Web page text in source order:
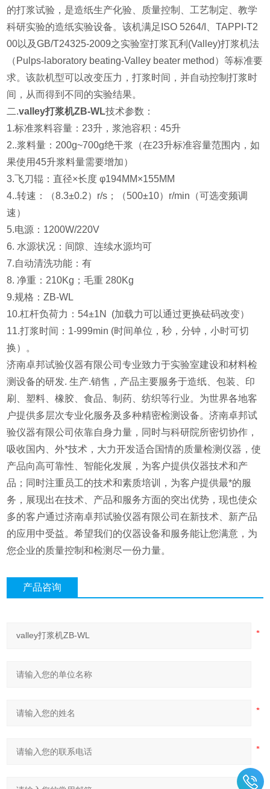
的打浆试验，是造纸生产化验、质量控制、工艺制定、教学
科研实验的造纸实验设备。该机满足ISO 5264/I、TAPPI-T2
00以及GB/T24325-2009之实验室打浆瓦利(Valley)打浆机法
（Pulps-laboratory beating-Valley beater method）等标准要
求。该款机型可以改变压力，打浆时间，并自动控制打浆时
间，从而得到不同的实验结果。
二.valley打浆机ZB-WL技术参数：
1.标准浆料容量：23升，浆池容积：45升
2..浆料量：200g~700g绝干浆（在23升标准容量范围内，如
果使用45升浆料量需要增加）
3.飞刀辊：直径×长度 φ194MM×155MM
4..转速：（8.3±0.2）r/s；（500±10）r/min（可选变频调
速）
5.电源：1200W/220V
6. 水源状况：间隙、连续水源均可
7.自动清洗功能：有
8. 净重：210Kg；毛重 280Kg
9.规格：ZB-WL
10.杠杆负荷力：54±1N (加载力可以通过更换砝码改变）
11.打浆时间：1-999min (时间单位，秒，分钟，小时可切
换）
。
济南卓邦试验仪器有限公司专业致力于实验室建设和材料检
测设备的研发. 生产.销售，产品主要服务于造纸、包装、印
刷、塑料、橡胶、食品、制药、纺织等行业。为世界各地客
户提供多层次专业化服务及多种精密检测设备。济南卓邦试
验仪器有限公司依靠自身力量，同时与科研院所密切协作，
吸收国内、外*技术，大力开发适合国情的质量检测仪器，使
产品向高可靠性、智能化发展，为客户提供仪器技术和产
品；同时注重员工的技术和素质培训，为客户提供最*的服
务，展现出在技术、产品和服务方面的突出优势，现也使众
多的客户通过济南卓邦试验仪器有限公司在新技术、新产品
的应用中受益。希望我们的仪器设备和服务能让您满意，为
您企业的质量控制和检测尽一份力量。
产品咨询